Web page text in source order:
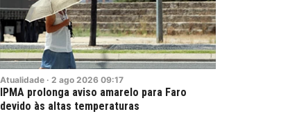
Atualidade · 2 ago 2026 09:17
IPMA prolonga aviso amarelo para Faro
devido às altas temperaturas